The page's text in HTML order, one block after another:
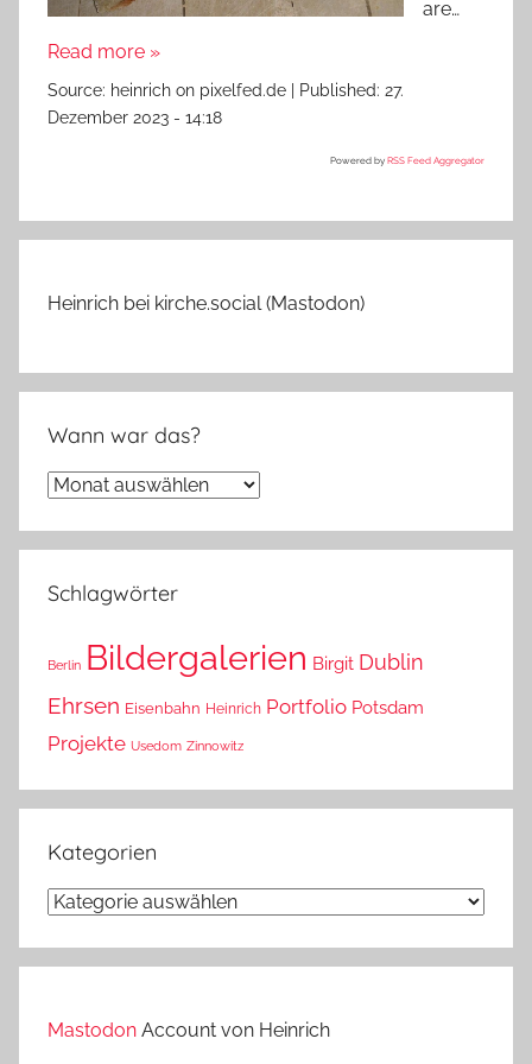
are…
Read more »
Source: heinrich on pixelfed.de Published: 27.
Dezember 2023 - 14:18
Powered by RSS Feed Aggregator
Heinrich bei kirche.social (Mastodon)
Wann war das?
Wann
das?
Schlagwörter
Berlin Bildergalerien Birgit Dublin
Ehrsen Eisenbahn Heinrich Portfolio Potsdam
Projekte Usedom Zinnowitz
Kategorien
Kategorien
Mastodon Account von Heinrich